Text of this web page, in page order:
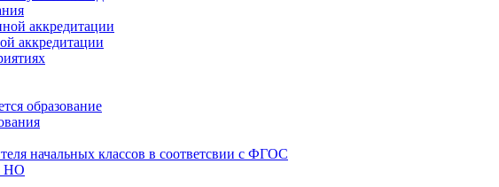
аккредитации
аккредитации
образование
начальных классов в соответсвии с ФГОС
НО